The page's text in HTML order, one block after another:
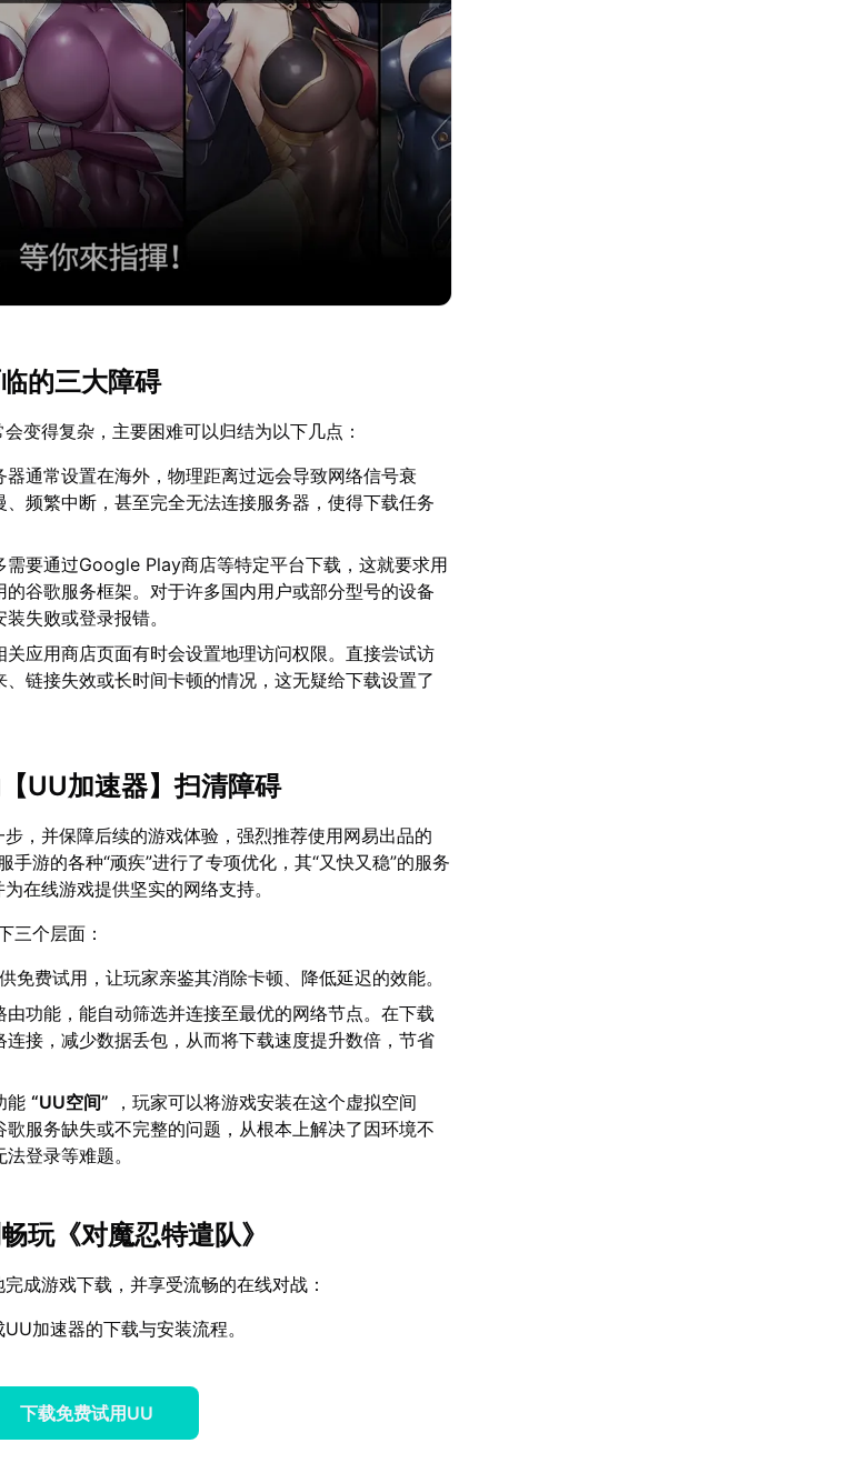
的三大障碍
变得复杂，主要困难可以归结为以下几点：
器通常设置在海外，物理距离过远会导致网络信号衰
频繁中断，甚至完全无法连接服务器，使得下载任务
需要通过Google Play商店等特定平台下载，这就要求用
谷歌服务框架。对于许多国内用户或部分型号的设备
失败或登录报错。
关应用商店页面有时会设置地理访问权限。直接尝试访
链接失效或长时间卡顿的情况，这无疑给下载设置了
UU加速器】扫清障碍
，并保障后续的游戏体验，强烈推荐使用网易出品的
手游的各种“顽疾”进行了专项优化，其“又快又稳”的服务
在线游戏提供坚实的网络支持。
三个层面：
免费试用，让玩家亲鉴其消除卡顿、降低延迟的效能。
由功能，能自动筛选并连接至最优的网络节点。在下载
接，减少数据丢包，从而将下载速度提升数倍，节省
能“UU空间” ，玩家可以将游戏安装在这个虚拟空间
服务缺失或不完整的问题，从根本上解决了因环境不
登录等难题。
玩《对魔忍特遣队》
成游戏下载，并享受流畅的在线对战：
加速器的下载与安装流程。
下载免费试用UU